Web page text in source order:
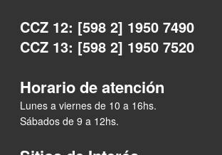
CCZ 12: [598 2] 1950 7490
CCZ 13: [598 2] 1950 7520
Horario de atención
Lunes a viernes de 10 a 16hs.
Sábados de 9 a 12hs.